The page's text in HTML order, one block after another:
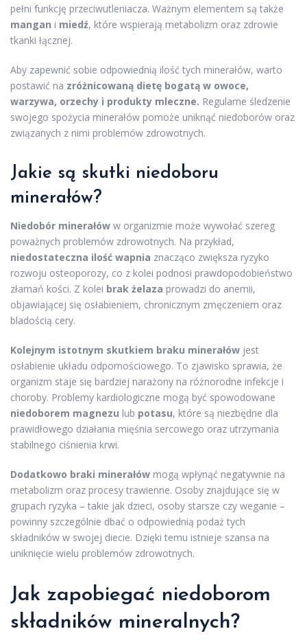
pełni funkcję przeciwutleniacza. Ważnym elementem są także
mangan i miedź, które wspierają metabolizm oraz zdrowie
tkanki łącznej.
Aby zapewnić sobie odpowiednią ilość tych minerałów, warto
postawić na zróżnicowaną dietę bogatą w owoce,
warzywa, orzechy i produkty mleczne. Regularne śledzenie
swojego spożycia minerałów pomoże uniknąć niedoborów oraz
związanych z nimi problemów zdrowotnych.
Jakie są skutki niedoboru
minerałów?
Niedobór minerałów w organizmie może wywołać szereg
poważnych problemów zdrowotnych. Na przykład,
niedostateczna ilość wapnia znacząco zwiększa ryzyko
rozwoju osteoporozy, co z kolei podnosi prawdopodobieństwo
złamań kości. Z kolei brak żelaza prowadzi do anemii,
objawiającej się osłabieniem, chronicznym zmęczeniem oraz
bladością cery.
Kolejnym istotnym skutkiem braku minerałów jest
osłabienie układu odpornościowego. To zjawisko sprawia, że
organizm staje się bardziej narażony na różnorodne infekcje i
choroby. Problemy kardiologiczne mogą być spowodowane
niedoborem magnezu lub potasu, które są niezbędne dla
prawidłowego działania mięśnia sercowego oraz utrzymania
stabilnego ciśnienia krwi.
Dodatkowo braki minerałów mogą wpłynąć negatywnie na
metabolizm oraz procesy trawienne. Osoby znajdujące się w
grupach ryzyka – takie jak dzieci, osoby starsze czy weganie –
powinny szczególnie dbać o odpowiednią podaż tych
składników w swojej diecie. Dzięki temu istnieje szansa na
uniknięcie wielu problemów zdrowotnych.
Jak zapobiegać niedoborom
składników mineralnych?